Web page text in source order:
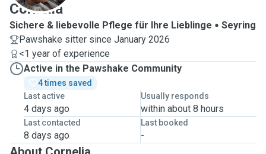
Cornelia
Sichere & liebevolle Pflege für Ihre Lieblinge
Seyring
Pawshake sitter since January 2026
<1 year of experience
Active in the Pawshake Community
4 times saved
Last active
4 days ago
Usually responds
within about 8 hours
Last contacted
8 days ago
Last booked
-